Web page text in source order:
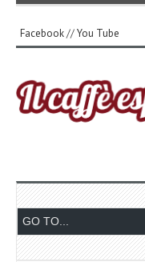
Facebook//You Tube